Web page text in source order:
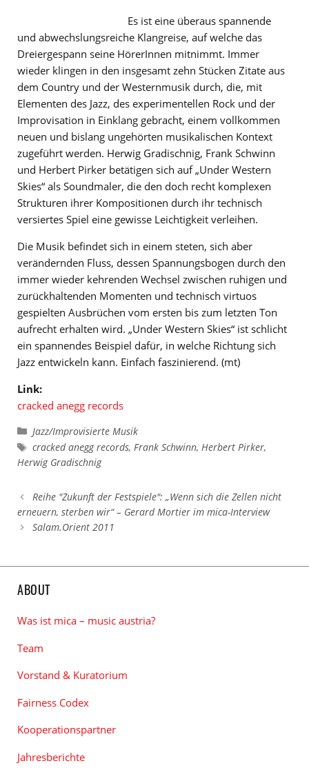
Es ist eine überaus spannende
und abwechslungsreiche Klangreise, auf welche das
Dreiergespann seine HörerInnen mitnimmt. Immer
wieder klingen in den insgesamt zehn Stücken Zitate aus
dem Country und der Westernmusik durch, die, mit
Elementen des Jazz, des experimentellen Rock und der
Improvisation in Einklang gebracht, einem vollkommen
neuen und bislang ungehörten musikalischen Kontext
zugeführt werden. Herwig Gradischnig, Frank Schwinn
und Herbert Pirker betätigen sich auf „Under Western
Skies“ als Soundmaler, die den doch recht komplexen
Strukturen ihrer Kompositionen durch ihr technisch
versiertes Spiel eine gewisse Leichtigkeit verleihen.
Die Musik befindet sich in einem steten, sich aber
verändernden Fluss, dessen Spannungsbogen durch den
immer wieder kehrenden Wechsel zwischen ruhigen und
zurückhaltenden Momenten und technisch virtuos
gespielten Ausbrüchen vom ersten bis zum letzten Ton
aufrecht erhalten wird. „Under Western Skies“ ist schlicht
ein spannendes Beispiel dafür, in welche Richtung sich
Jazz entwickeln kann. Einfach faszinierend. (mt)
Link:
cracked anegg records
Kategorien
Jazz/Improvisierte Musik
Schlagwörter
cracked anegg records,Frank Schwinn,Herbert Pirker,
Herwig Gradischnig
Reihe "Zukunft der Festspiele": „Wenn sich die Zellen nicht
erneuern, sterben wir“ – Gerard Mortier im mica-Interview
Salam.Orient 2011
ABOUT
Was ist mica – music austria?
Team
Vorstand & Kuratorium
Fairness Codex
Kooperationspartner
Jahresberichte